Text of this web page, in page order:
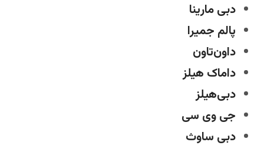
دبی مارینا
پالم جمیرا
داون‌تاون
داماک هیلز
دبی‌هیلز
جی وی سی
دبی ساوث